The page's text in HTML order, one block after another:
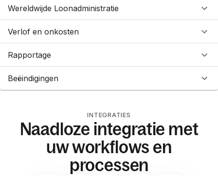
Wereldwijde Loonadministratie
Verlof en onkosten
Rapportage
Beëindigingen
INTEGRATIES
Naadloze integratie met
uw workflows en
processen